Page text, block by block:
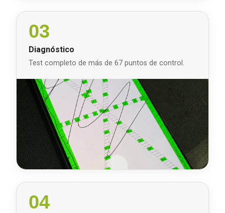
03
Diagnóstico
Test completo de más de 67 puntos de control.
04